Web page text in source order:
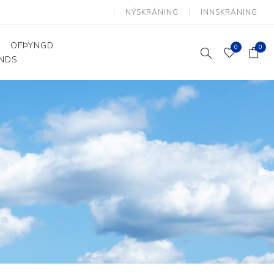
NÝSKRÁNING INNSKRÁNING
Hjálpartæki
Flutningshjálpartæki
Gönguhjálpartæki
Smáhjálpartæki
stólar
OFÞYNGD
0 0